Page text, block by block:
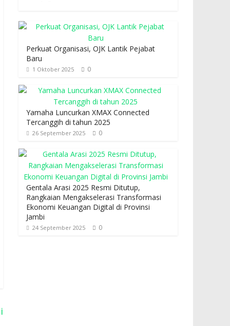
Perkuat Organisasi, OJK Lantik Pejabat
Baru
1 Oktober 2025 0
Yamaha Luncurkan XMAX Connected
Tercanggih di tahun 2025
26 September 2025 0
Gentala Arasi 2025 Resmi Ditutup,
Rangkaian Mengakselerasi Transformasi
Ekonomi Keuangan Digital di Provinsi
Jambi
24 September 2025 0